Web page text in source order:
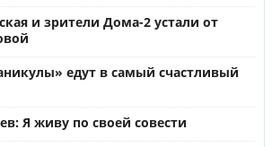
и зрители Дома-2 устали от
едут в самый счастливый
Я живу по своей совести